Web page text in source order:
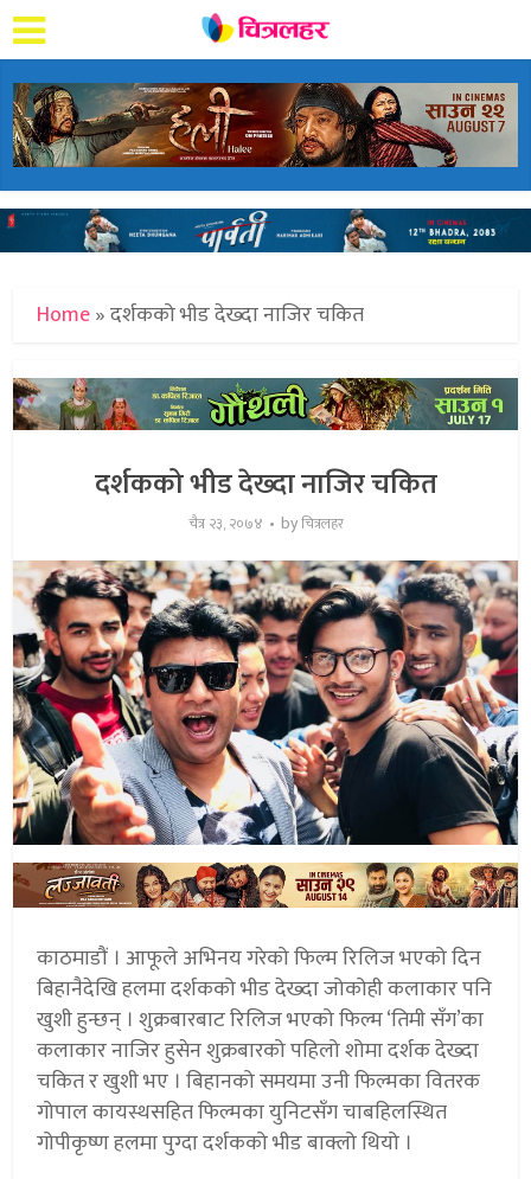
Home»दर्शकको भीड देख्दा नाजिर चकित
दर्शकको भीड देख्दा नाजिर चकित
चैत्र २३, २०७४ byचित्रलहर
काठमाडौं । आफूले अभिनय गरेको फिल्म रिलिज भएको दिन
बिहानैदेखि हलमा दर्शकको भीड देख्दा जोकोही कलाकार पनि
खुशी हुन्छन् । शुक्रबारबाट रिलिज भएको फिल्म ‘तिमी सँग’का
कलाकार नाजिर हुसेन शुक्रबारको पहिलो शोमा दर्शक देख्दा
चकित र खुशी भए । बिहानको समयमा उनी फिल्मका वितरक
गोपाल कायस्थसहित फिल्मका युनिटसँग चाबहिलस्थित
गोपीकृष्ण हलमा पुग्दा दर्शकको भीड बाक्लो थियो ।